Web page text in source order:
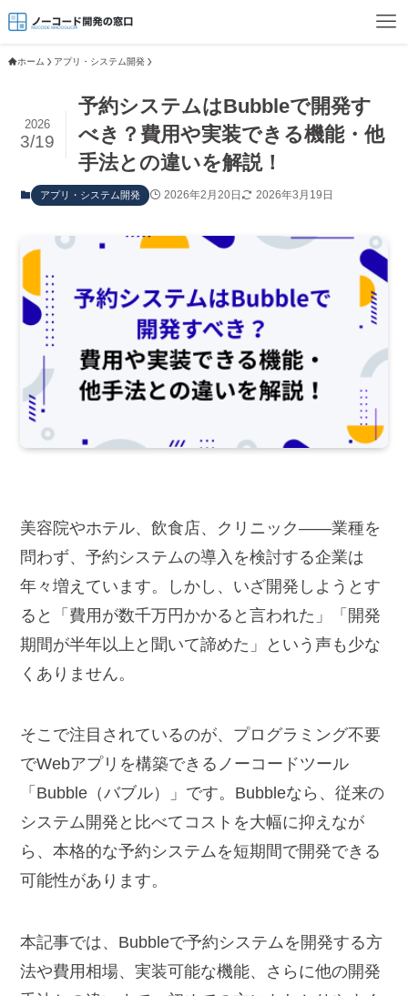
ホーム アプリ・システム開発
予約システムはBubbleで開発す
べき？費用や実装できる機能・他
手法との違いを解説！
2026
3/19
アプリ・システム開発 2026年2月20日 2026年3月19日
美容院やホテル、飲食店、クリニック——業種を
問わず、予約システムの導入を検討する企業は
年々増えています。しかし、いざ開発しようとす
ると「費用が数千万円かかると言われた」「開発
期間が半年以上と聞いて諦めた」という声も少な
くありません。
そこで注目されているのが、プログラミング不要
でWebアプリを構築できるノーコードツール
「Bubble（バブル）」です。Bubbleなら、従来の
システム開発と比べてコストを大幅に抑えなが
ら、本格的な予約システムを短期間で開発できる
可能性があります。
本記事では、Bubbleで予約システムを開発する方
法や費用相場、実装可能な機能、さらに他の開発